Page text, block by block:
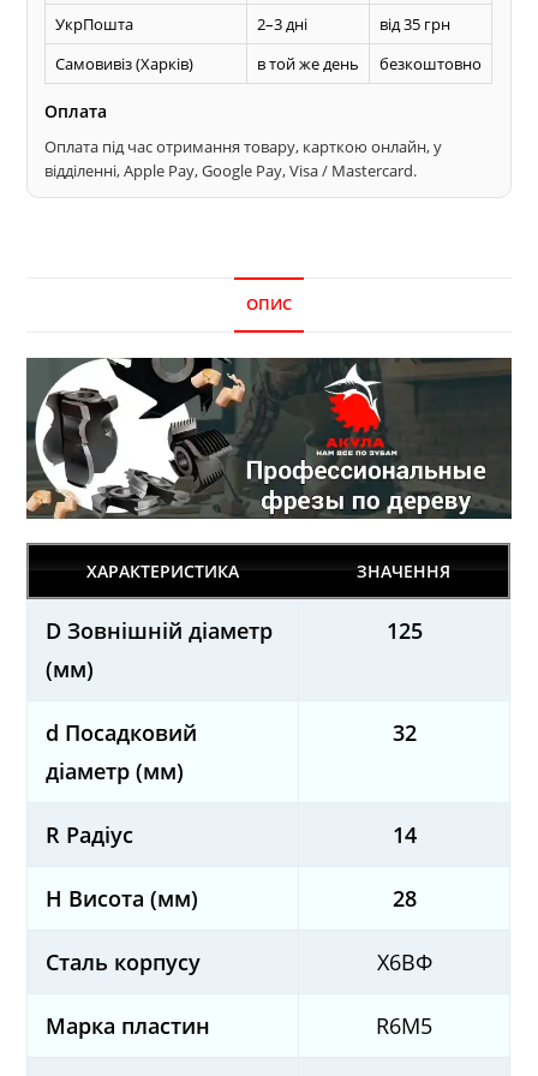
УкрПошта 2–3 дні
від 35 грн
Самовивіз (Харків)
в той же день безкоштовно
Оплата
Оплата під час отримання товару, карткою онлайн, у
відділенні, Apple Pay, Google Pay, Visa / Mastercard.
ОПИС
ХАРАКТЕРИСТИКА ЗНАЧЕННЯ
D Зовнішній діаметр
(мм)
125
d Посадковий
діаметр (мм)
32
R Радіус 14
H Висота (мм) 28
Сталь корпусу Х6ВФ
Марка пластин R6M5